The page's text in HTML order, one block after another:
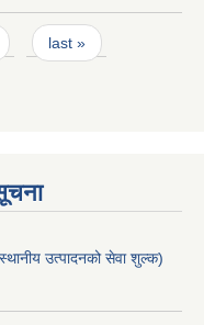
last »
उत्पादनको सेवा शुल्क)